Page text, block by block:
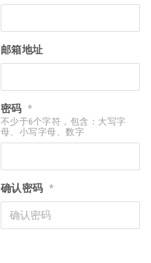
邮箱地址
密码 *
不少于6个字符，包含：大写字
母、小写字母、数字
确认密码 *